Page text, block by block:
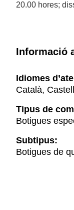
20.00 hores;
Informació
Idiomes
Català,
Tipus de
Botigues
Subtipus:
Botigues de